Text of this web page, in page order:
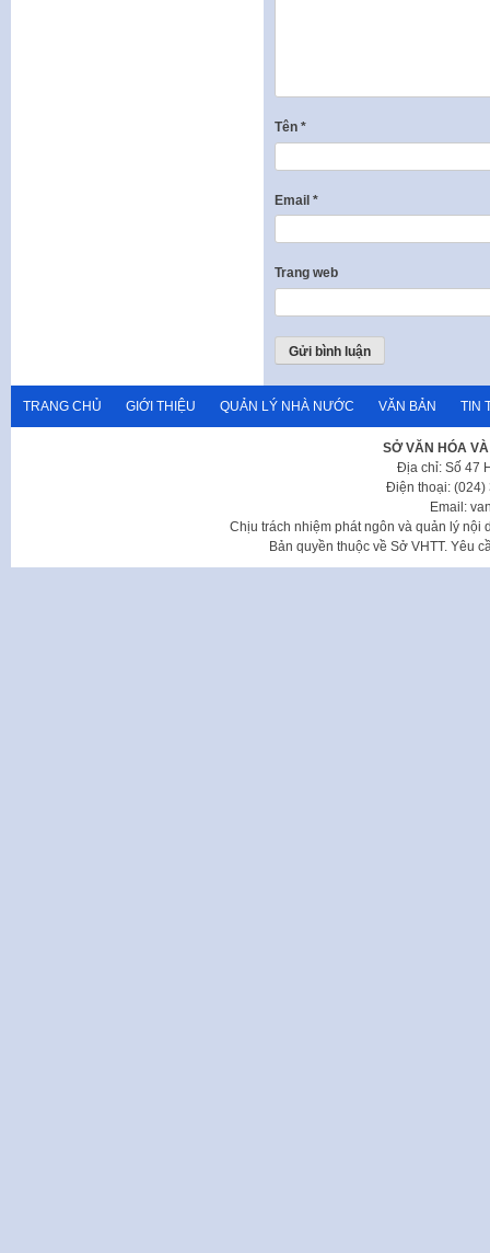
Tên *
Email *
Trang web
TRANG CHỦ GIỚI THIỆU QUẢN LÝ NHÀ NƯỚC VĂN BẢN TIN
SỞ VĂN HÓA
Địa chỉ: Số 47
Điện thoại: (024)
Email:
Chịu trách nhiệm phát ngôn và quản lý nội
Bản quyền thuộc về Sở VHTT. Yêu